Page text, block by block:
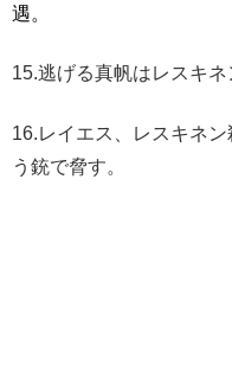
遇。
15.逃げる真帆はレスキネ
16.レイエス、レスキネ
う銃で脅す。